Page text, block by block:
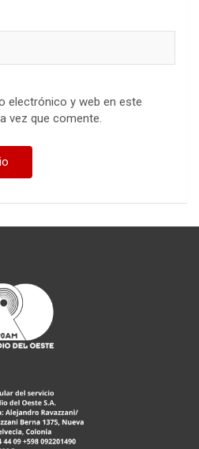
electrónico y web en este
vez que comente.